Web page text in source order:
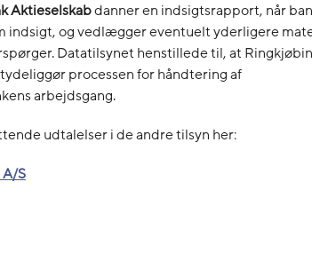
Aktieselskabdanner en indsigtsrapport, når
indsigt, og vedlægger eventuelt yderligere
Datatilsynet henstillede til, at
processen for håndtering af
arbejdsgang.
udtalelser i de andre tilsyn her:
S